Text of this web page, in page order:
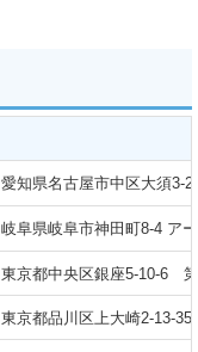
愛知県名古屋市中区大須3-
岐阜県岐阜市神田町8-4 ア
東京都中央区銀座5-10-6
東京都品川区上大崎2-13-